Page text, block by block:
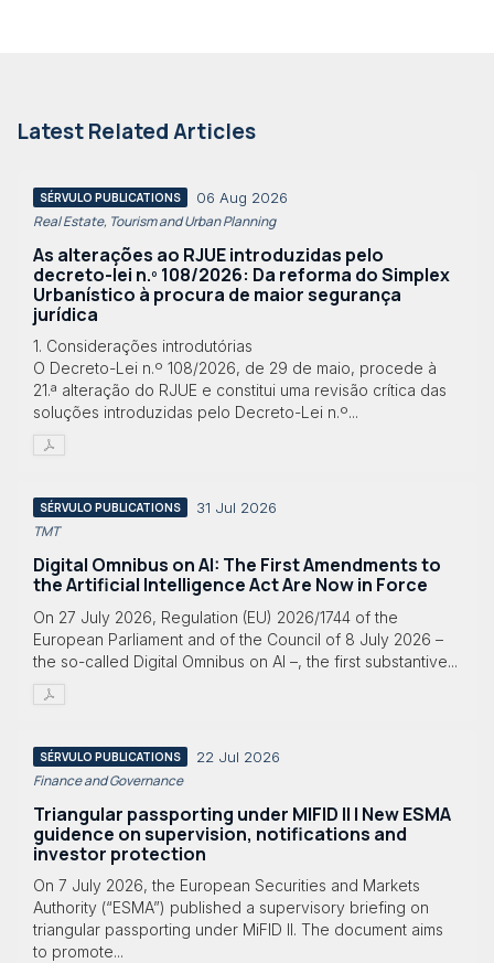
Latest Related Articles
SÉRVULO PUBLICATIONS 06 Aug 2026
Real Estate, Tourism and Urban Planning
As alterações ao RJUE introduzidas pelo
decreto-lei n.º 108/2026: Da reforma do Simplex
Urbanístico à procura de maior segurança
jurídica
1. Considerações introdutórias
O Decreto-Lei n.º 108/2026, de 29 de maio, procede à
21.ª alteração do RJUE e constitui uma revisão crítica das
soluções introduzidas pelo Decreto-Lei n.º...
SÉRVULO PUBLICATIONS 31 Jul 2026
TMT
Digital Omnibus on AI: The First Amendments to
the Artificial Intelligence Act Are Now in Force
On 27 July 2026, Regulation (EU) 2026/1744 of the
European Parliament and of the Council of 8 July 2026 –
the so-called Digital Omnibus on AI –, the first substantive...
SÉRVULO PUBLICATIONS 22 Jul 2026
Finance and Governance
Triangular passporting under MIFID II | New ESMA
guidence on supervision, notifications and
investor protection
On 7 July 2026, the European Securities and Markets
Authority (“ESMA”) published a supervisory briefing on
triangular passporting under MiFID II. The document aims
to promote...